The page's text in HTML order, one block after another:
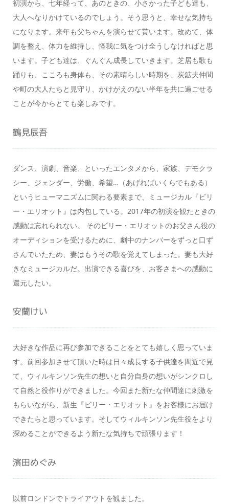
初演から、七年経って、あのときの、小さかった子ども達も、
大人へなりかけているのでしょう。そう思うと、幸せな気持ち
になります。来年も父ちゃんを演らせて貰います。改めて、体
調を整え、体力を維持し、怪我に気をつけ全うしなければと思
います。子ども達は、ぐんぐん成長していきます。芝居も歌も
踊りも、こころも身体も、その素晴らしい時期を、炭鉱夫仲間
や町の大人たちと見守り、かけがえのない半年を共に過ごせる
ことが今からとても楽しみです。
鶴見辰吾
ダンス、演劇、音楽、といったエンタメから、家族、デモクラ
シー、ジェンダー、労働、希望…（あげればいくらでもある）
というヒューマニズムに関わる要素まで、ミュージカル『ビリ
ー・エリオット』は内包している。2017年の初演を観たときの
感動は忘れられない。 そのビリー・エリオットのお父さん役の
オーディションを受けるために、劇中のナンバーをずっと口ず
さんでいたため、妻はもうその歌を覚えてしまった。妻も大好
きなミュージカルだ。出演できる喜びを、お客さまへの感動に
還元したい。
安蘭けい
大好きな作品に再び参加できることをとても嬉しく思っていま
す。前回参加させて頂いた時は日々成長する子供達を間近で見
て、ウィルキンソン先生の想いと自分自身の想いがシンクロし
て自然と役作りができました。今回また新たな仲間達に刺激を
もらいながら、新生『ビリー・エリオット』をお客様にお届け
できたらと思っています。そしてウィルキンソン先生役をより
深めることができるよう新たな気持ちで頑張ります！
濱田めぐみ
以前ロンドンでトライアウトを観ました。